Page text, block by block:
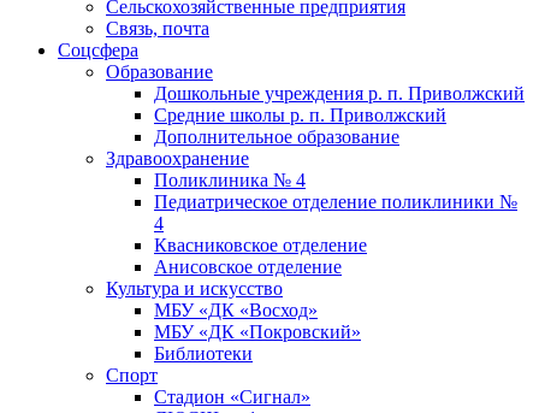
Сельскохозяйственные предприятия
Связь, почта
Соцсфера
Образование
Дошкольные учреждения р. п. Приволжский
Средние школы р. п. Приволжский
Дополнительное образование
Здравоохранение
Поликлиника № 4
Педиатрическое отделение поликлиники №
4
Квасниковское отделение
Анисовское отделение
Культура и искусство
МБУ «ДК «Восход»
МБУ «ДК «Покровский»
Библиотеки
Спорт
Стадион «Сигнал»